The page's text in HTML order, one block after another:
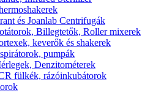
és Joanlab Centrifugák
Billegtetők, Roller mixerek
keverők és shakerek
pumpák
Denzitométerek
fülkék, rázóinkubátorok